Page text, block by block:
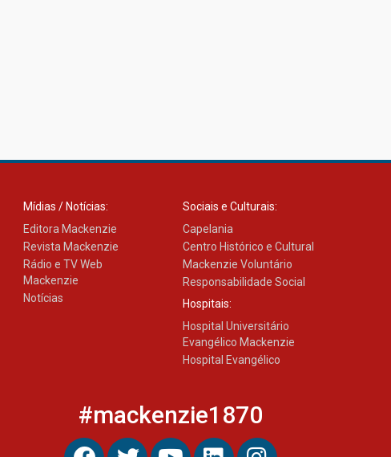
Mídias / Notícias:
Editora Mackenzie
Revista Mackenzie
Rádio e TV Web
Mackenzie
Notícias
Sociais e Culturais:
Capelania
Centro Histórico e Cultural
Mackenzie Voluntário
Responsabilidade Social
Hospitais:
Hospital Universitário
Evangélico Mackenzie
Hospital Evangélico
#mackenzie1870